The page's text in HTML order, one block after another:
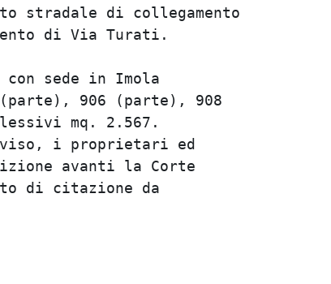
tratto stradale di collegamento
di Via Turati.
- AMI con sede in Imola
904 (parte), 906 (parte), 908
complessivi mq. 2.567.
avviso, i proprietari ed
opposizione avanti la Corte
con atto di citazione da
interessate.